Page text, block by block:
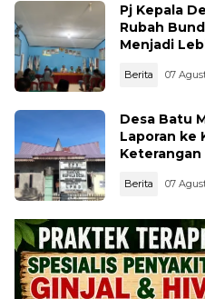
Pj Kepala
Rubah
Menjadi
Berita 07
Desa Batu
Laporan ke
Keterangan
Berita 07